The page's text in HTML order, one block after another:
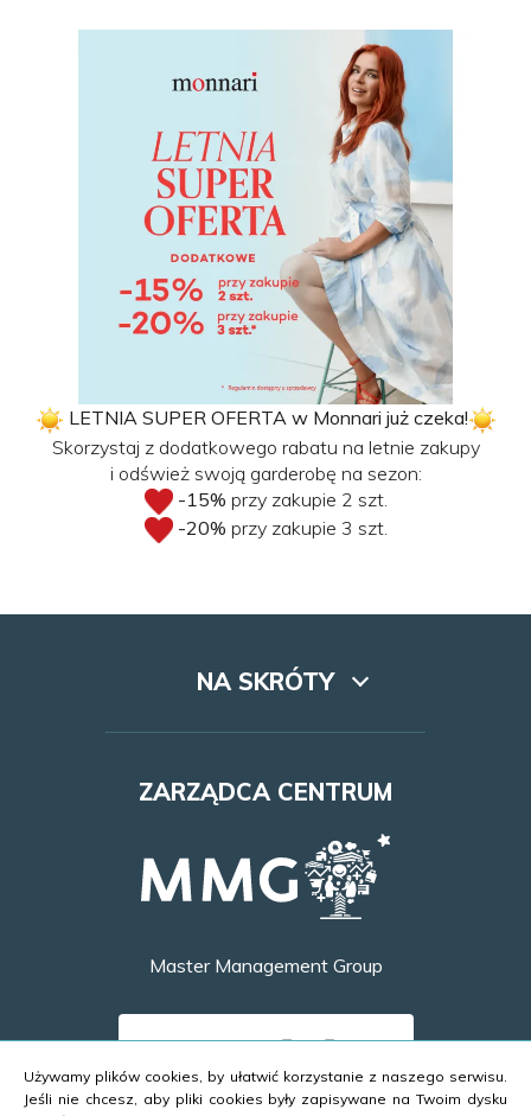
LETNIA SUPER OFERTA w Monnari już czeka!
Skorzystaj z dodatkowego rabatu na letnie zakupy
i odśwież swoją garderobę na sezon:
-15% przy zakupie 2 szt.
-20% przy zakupie 3 szt.
NA SKRÓTY
Lookbook
Najem
Godziny otwarcia
Kontakt
ZARZĄDCA CENTRUM
Master Management Group
DOWIEDZ SIĘ WIĘCEJ
Używamy plików cookies, by ułatwić korzystanie z naszego serwisu.
Jeśli nie chcesz, aby pliki cookies były zapisywane na Twoim dysku